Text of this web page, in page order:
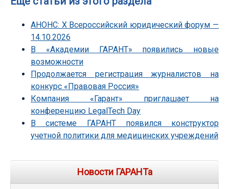
АНОНС: Х Всероссийский юридический форум —
14.10.2026
В «Академии ГАРАНТ» появились новые
возможности
Продолжается регистрация журналистов на
конкурс «Правовая Россия»
Компания «Гарант» приглашает на
конференцию LegalTech Day
В системе ГАРАНТ появился конструктор
учетной политики для медицинских учреждений
Новости ГАРАНТа